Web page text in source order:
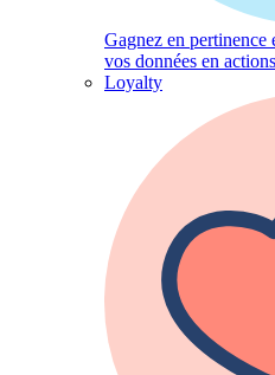
Gagnez en pertinence
vos données en
Loyalty